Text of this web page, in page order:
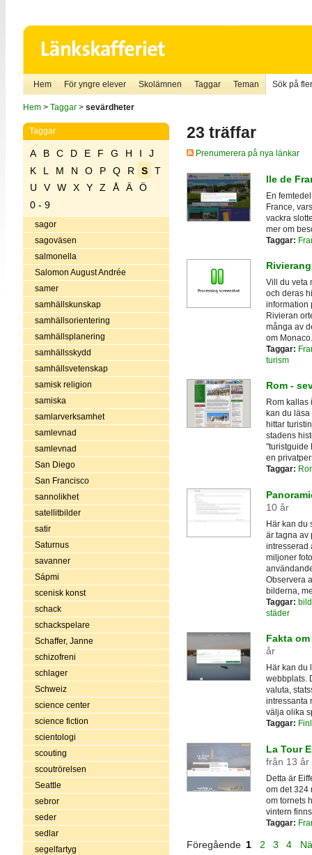
Hem För yngre elever Skolämnen Taggar Teman Sök på
Hem> Taggar> sevärdheter
Taggar
A B C D E F G H I
J
K
L M N O P Q R S
T
U
V W X Y Z Å Ä
Ö
0 - 9
sagor
sagoväsen
salmonella
Salomon August Andrée
samer
samhällskunskap
samhällsorientering
samhällsplanering
samhällsskydd
samhällsvetenskap
samisk religion
samiska
samlarverksamhet
samlevnad
samlevnad
San Diego
San Francisco
sannolikhet
satellitbilder
satir
Saturnus
savanner
Sápmi
scenisk konst
schack
schackspelare
Schaffer, Janne
schizofreni
schlager
Schweiz
science center
science fiction
scientologi
scouting
scoutrörelsen
Seattle
sebror
seder
sedlar
segelfartyg
23 träffar
Prenumerera på nya länkar
Ile de
En
France,
vackra
mer om
Taggar:
Vill du veta
och deras
information
Rivieran
många av
om Monaco.
Taggar:
turism
Rom -
Rom kallas
kan du
hittar
stadens
"turistguide
en
Taggar:
10 år
Här kan du
är tagna av
intresserad
miljoner
Observera
bilderna,
Taggar:
städer
Fakta
år
Här kan du
webbplats.
valuta,
intressanta
välja olika
Taggar:
La Tour
från 13 år
Detta är
om det 324
om tornets
vintern
Taggar:
Föregående 1 2 3 4